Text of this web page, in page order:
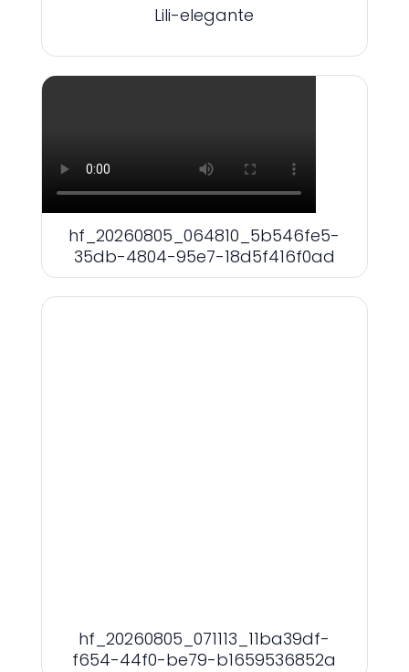
Lili-elegante
hf_20260805_064810_5b546fe5-
35db-4804-95e7-18d5f416f0ad
hf_20260805_071113_11ba39df-
f654-44f0-be79-b1659536852a